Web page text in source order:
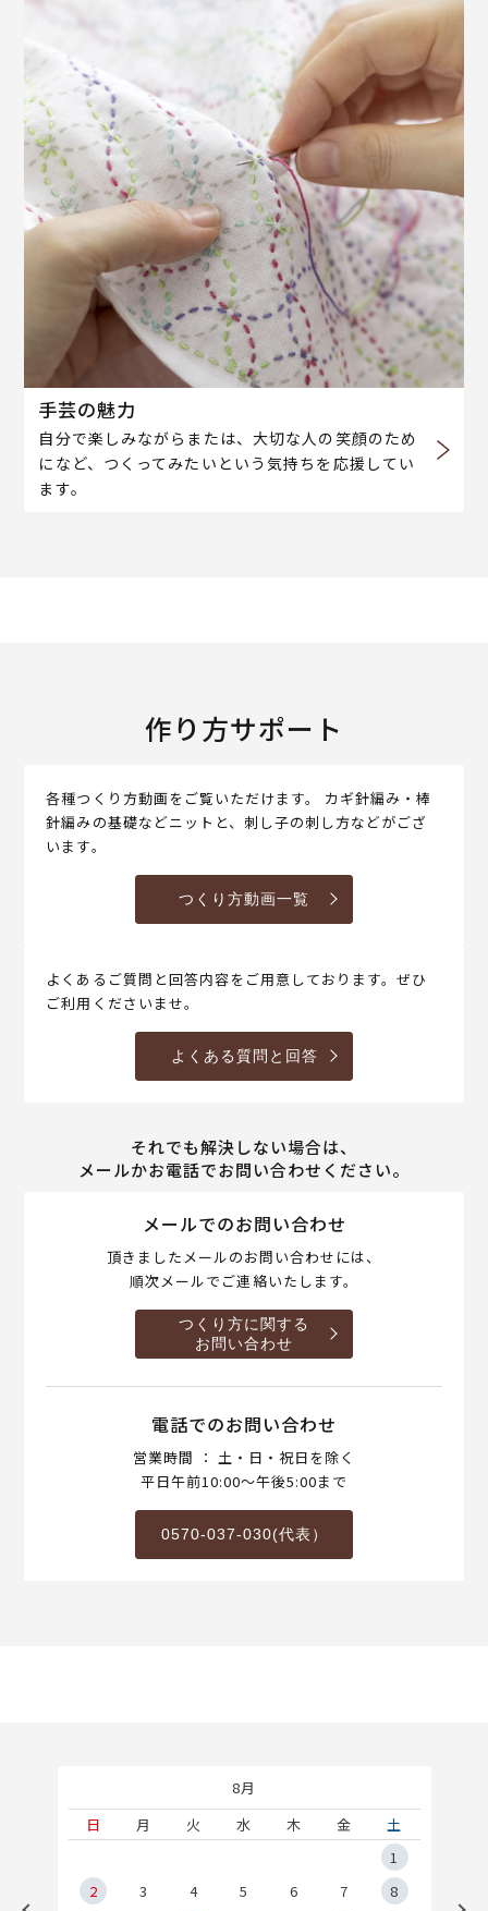
手芸の魅力
自分で楽しみながらまたは、大切な人の笑顔のため
になど、つくってみたいという気持ちを応援してい
ます。
作り方サポート
各種つくり方動画をご覧いただけます。 カギ針編み・棒
針編みの基礎などニットと、刺し子の刺し方などがござ
います。
つくり方動画一覧
よくあるご質問と回答内容をご用意しております。ぜひ
ご利用くださいませ。
よくある質問と回答
それでも解決しない場合は、
メールかお電話でお問い合わせください。
メールでのお問い合わせ
頂きましたメールのお問い合わせには、
順次メールでご連絡いたします。
つくり方に関する
お問い合わせ
電話でのお問い合わせ
営業時間 ： 土・日・祝日を除く
平日午前10:00～午後5:00まで
0570-037-030(代表）
8月
日
月 火 水 木 金
土
1
2
3 4 5 6 7
8